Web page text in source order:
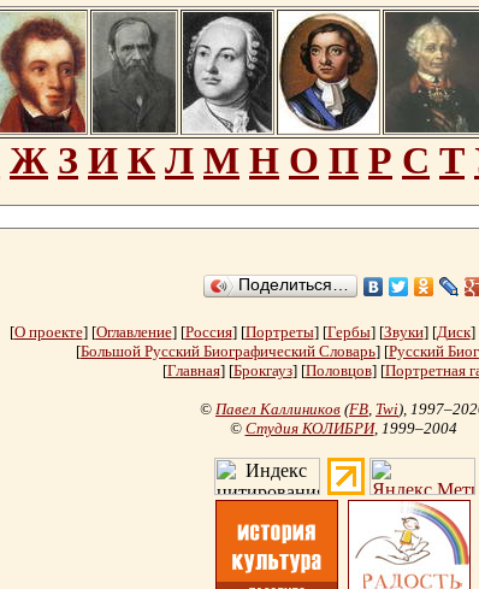
Ж З И К Л М Н О П Р С Т
Поделиться…
[О проекте] [Оглавление] [Россия] [Портреты] [Гербы] [Звуки] [Диск]
[Большой Русский Биографический Словарь] [Русский
[Главная] [Брокгауз] [Половцов] [Портретная
© Павел Каллиников (FB Twi) ,
© Студия КОЛИБРИ, 1999–2004